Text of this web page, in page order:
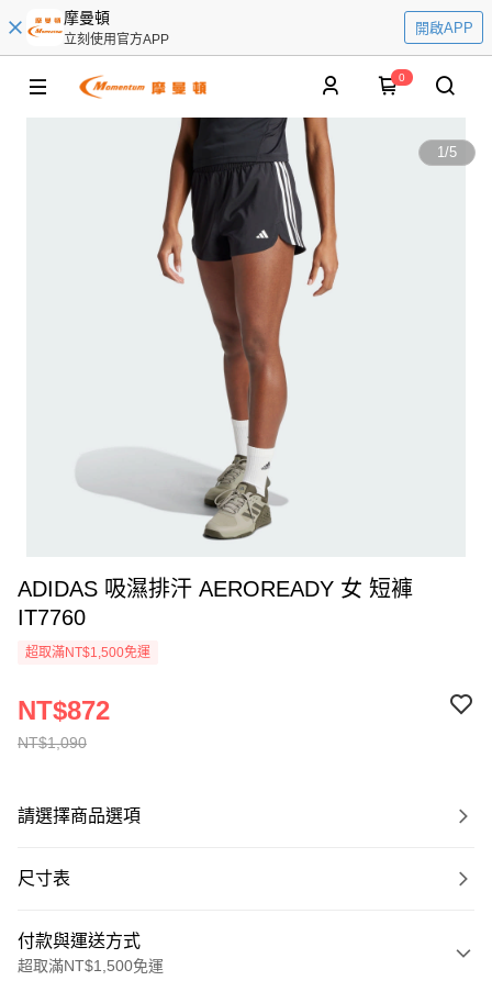
摩曼頓
立刻使用官方APP
開啟APP
0
1/5
ADIDAS 吸濕排汗 AEROREADY 女 短褲
IT7760
超取滿NT$1,500免運
NT$1,090
NT$872
請選擇商品選項
尺寸表
付款與運送方式
超取滿NT$1,500免運